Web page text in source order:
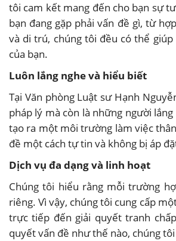
tôi cam kết mang đến cho bạn sự
bạn đang gặp phải vấn đề gì, từ
và di trú, chúng tôi đều có thể
của bạn.
Luôn lắng nghe và hiểu biết
Tại Văn phòng Luật sư Hạnh
pháp lý mà còn là những người
tạo ra một môi trường làm việc
đề một cách tự tin và không bị áp
Dịch vụ đa dạng và linh hoạt
Chúng tôi hiểu rằng mỗi trường
riêng. Vì vậy, chúng tôi cung cấp
trực tiếp đến giải quyết tranh
quyết vấn đề như thế nào, chúng